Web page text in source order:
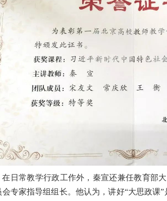
在日常教学行政工作外，秦宣还兼任教育部
会专家指导组组长。他认为，讲好“大思政课